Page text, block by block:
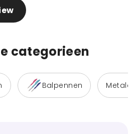
categorieen
Balpennen